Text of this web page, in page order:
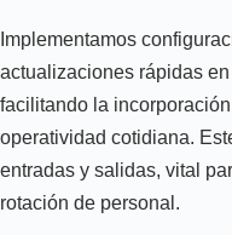
Implementamos
actualizaciones rápidas
facilitando la
operatividad cotidiana.
entradas y salidas, vital
rotación de personal.